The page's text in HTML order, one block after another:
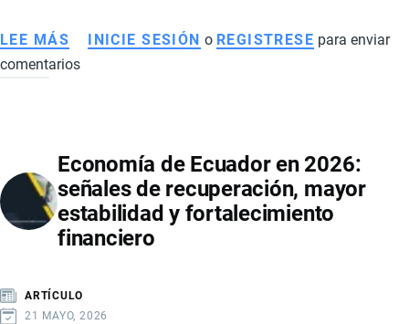
LEE MÁS SOBRE
MERCADO
ECUADOR
2026:
VENTAS
RÉCORD,
PRECIOS
INICIE SESIÓN o REGISTRESE para enviar
comentarios
Economía de Ecuador en 2026:
señales de recuperación, mayor
estabilidad y fortalecimiento
financiero
ARTÍCULO
21 MAYO, 2026